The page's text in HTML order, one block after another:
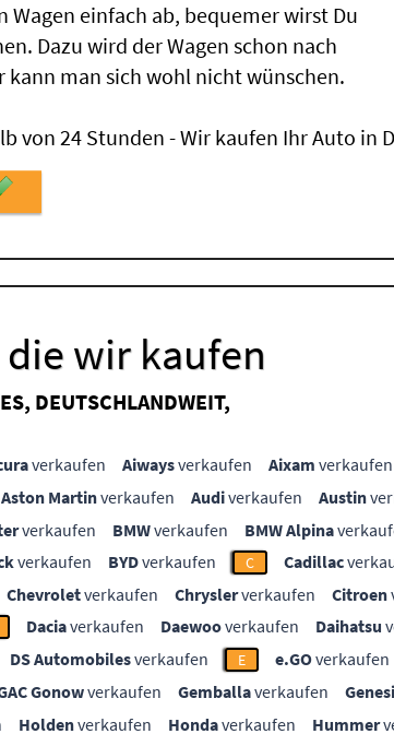
einfach ab, bequemer wirst Du
Dazu wird der Wagen schon nach
man sich wohl nicht wünschen.
von 24 Stunden - Wir kaufen Ihr Auto in
wir kaufen
DEUTSCHLANDWEIT,
verkaufen Aiwaysverkaufen Aixam verkaufen
Aston Martinverkaufen Audiverkaufen Austin
verkaufen BMWverkaufen BMW Alpina
verkaufen BYDverkaufen C Cadillac
Chevroletverkaufen Chryslerverkaufen Citroen
Daciaverkaufen Daewooverkaufen Daihatsu
DS Automobilesverkaufen E e.GOverkaufen
Gonowverkaufen Gemballaverkaufen
Holdenverkaufen Hondaverkaufen Hummer